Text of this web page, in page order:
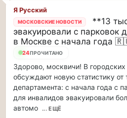
—
один
из
самых
исповедальных
русских
композиторов,
чья
музыка
стала
ча...
Я Русский
МОСКОВСКИЕ НОВОСТИ
**13
эвакуировали с парковок
в Москве с начала года
24ПРОЧИТАНО
Здорово, москвичи! В городских
обсуждают новую статистику от
департамента: с начала года с
для инвалидов эвакуировали
автомо
... ЕЩЁ